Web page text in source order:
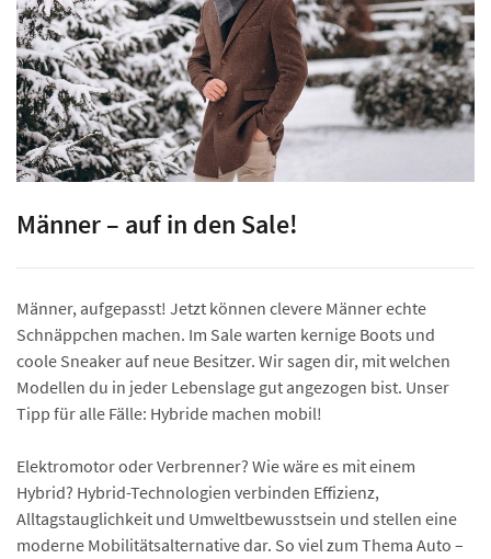
Männer – auf in den Sale!
Männer, aufgepasst! Jetzt können clevere Männer echte
Schnäppchen machen. Im Sale warten kernige Boots und
coole Sneaker auf neue Besitzer. Wir sagen dir, mit welchen
Modellen du in jeder Lebenslage gut angezogen bist. Unser
Tipp für alle Fälle: Hybride machen mobil!
Elektromotor oder Verbrenner? Wie wäre es mit einem
Hybrid? Hybrid-Technologien verbinden Effizienz,
Alltagstauglichkeit und Umwelt­bewusstsein und stellen eine
moderne Mobilitäts­alternative dar. So viel zum Thema Auto –